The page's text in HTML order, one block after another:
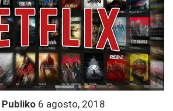
Publiko 6 agosto, 2018